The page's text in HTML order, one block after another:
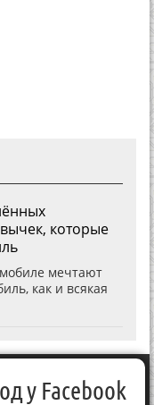
которые
мечтают
как и всякая
у Facebook